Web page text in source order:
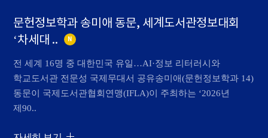
문헌정보학과 송미애 동문, 세계도서관정보대회
‘차세대 ..
N
전 세계 16명 중 대한민국 유일…AI·정보 리터러시와
학교도서관 전문성 국제무대서 공유송미애(문헌정보학과 14)
동문이 국제도서관협회연맹(IFLA)이 주최하는 ‘2026년
제90..